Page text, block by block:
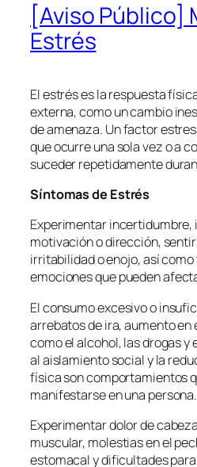
[Aviso Público]
Estrés
El estrés es la respuesta
externa, como un cambio
de amenaza. Un factor
que ocurre una sola vez o a
suceder repetidamente
Síntomas de Estrés
Experimentar incertidumbre,
motivación o dirección,
irritabilidad o enojo, así
emociones que pueden
El consumo excesivo o
arrebatos de ira, aumento en
como el alcohol, las drogas y
al aislamiento social y la
física son comportamientos
manifestarse en una persona.
Experimentar dolor de
muscular, molestias en el
estomacal y dificultades